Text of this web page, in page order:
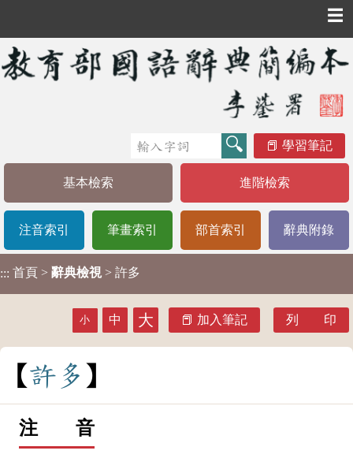
☰
學習筆記
基本檢索 進階檢索
注音索引 筆畫索引 部首索引 辭典附錄
::: 首頁 > 辭典檢視 > 許多
小 中 大 加入筆記 列 印
許 多
注 音